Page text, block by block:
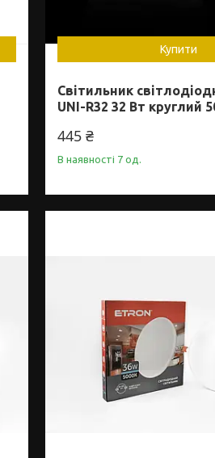
Купити
Світильник
UNI-R32 32 Вт круглий
445 ₴
В наявності 7 од.